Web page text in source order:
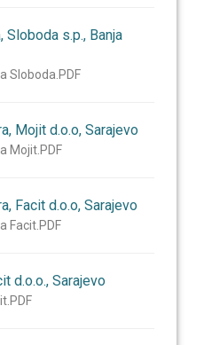
Sloboda s.p., Banja
Sloboda.PDF
Mojit d.o.o, Sarajevo
Mojit.PDF
Facit d.o.o, Sarajevo
Facit.PDF
d.o.o., Sarajevo